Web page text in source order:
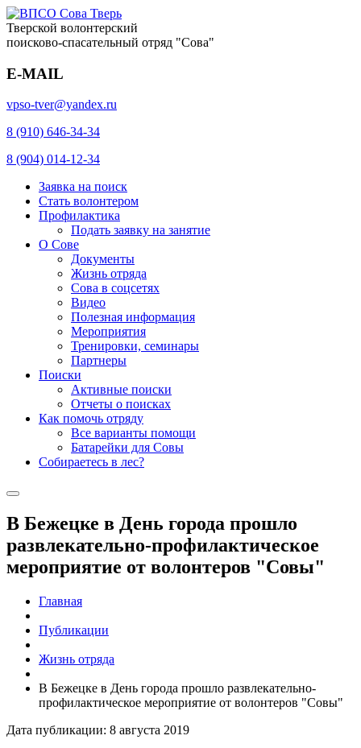
Тверской волонтерский
поисково-спасательный отряд "Сова"
E-MAIL
vpso-tver@yandex.ru
8 (910) 646-34-34
8 (904) 014-12-34
Заявка на поиск
Стать волонтером
Профилактика
Подать заявку на занятие
О Сове
Документы
Жизнь отряда
Сова в соцсетях
Видео
Полезная информация
Мероприятия
Тренировки, семинары
Партнеры
Поиски
Активные поиски
Отчеты о поисках
Как помочь отряду
Все варианты помощи
Батарейки для Совы
Собираетесь в лес?
В Бежецке в День города прошло
развлекательно-профилактическое
мероприятие от волонтеров "Совы"
Главная
Публикации
Жизнь отряда
В Бежецке в День города прошло развлекательно-
профилактическое мероприятие от волонтеров "Совы"
Дата публикации: 8 августа 2019